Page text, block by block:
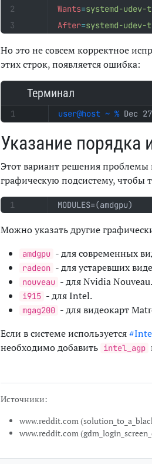
Wants=systemd-
After=systemd-
Но это не совсем корректное
этих строк, появляется ошибка:
Терминал
Dec
Указание порядка
Этот вариант решения проблемы
графическую подсистему, чтобы
MODULES=(amdgpu)
Можно указать другие
amdgpu - для современных
radeon - для устаревших
nouveau - для Nvidia Nouveau.
i915 - для Intel.
mgag200 - для видеокарт
Если в системе используется
необходимо добавить intel_agp
Источники:
www.reddit.com
www.reddit.com